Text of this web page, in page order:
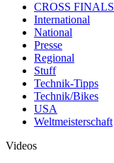
CROSS FINALS
International
National
Presse
Regional
Stuff
Technik-Tipps
Technik/Bikes
USA
Weltmeisterschaft
Videos